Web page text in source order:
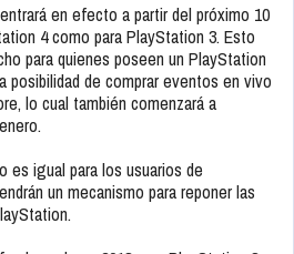
en efecto a partir del próximo 10
4 como para PlayStation 3. Esto
para quienes poseen un PlayStation
posibilidad de comprar eventos en vivo
lo cual también comenzará a
es igual para los usuarios de
un mecanismo para reponer las